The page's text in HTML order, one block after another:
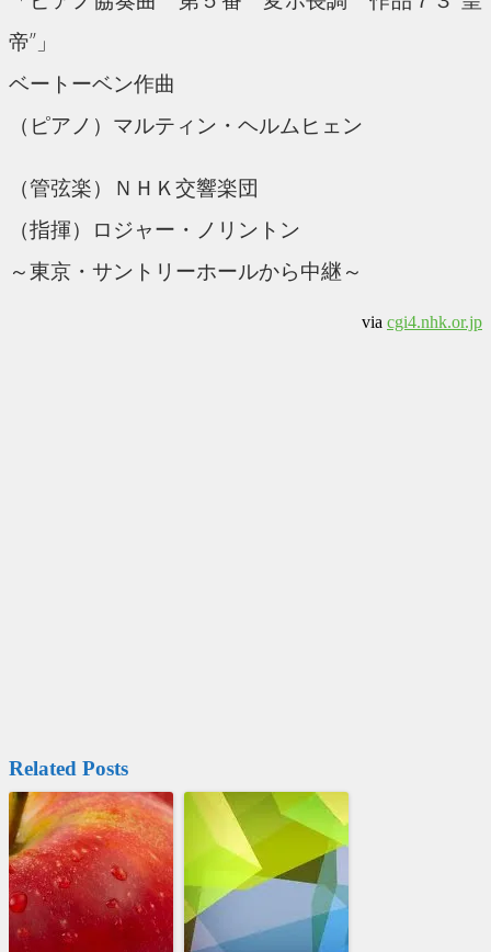
帝”」
ベートーベン作曲
（ピアノ）マルティン・ヘルムヒェン
（管弦楽）ＮＨＫ交響楽団
（指揮）ロジャー・ノリントン
～東京・サントリーホールから中継～
via cgi4.nhk.or.jp
Related Posts